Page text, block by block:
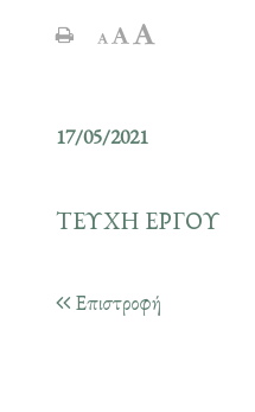
17/05/2021
ΤΕΥΧΗ ΕΡΓΟΥ
Επιστροφή